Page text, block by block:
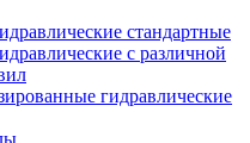
стандартные
с различной
гидравлические